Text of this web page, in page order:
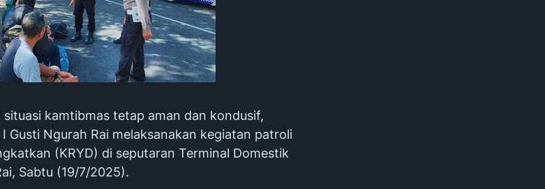
situasi kamtibmas tetap aman dan kondusif,
Gusti Ngurah Rai melaksanakan kegiatan patroli
(KRYD) di seputaran Terminal Domestik
Sabtu (19/7/2025).